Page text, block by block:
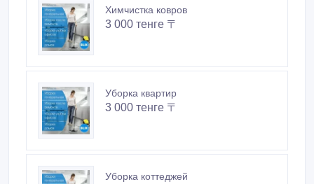
Химчистка ковров
3 000 тенге 〒
Уборка квартир
3 000 тенге 〒
Уборка коттеджей